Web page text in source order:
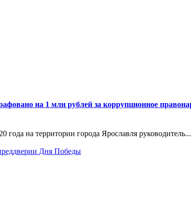
на 1 млн рублей за коррупционное
на территории города Ярославля руководитель...
Дня Победы